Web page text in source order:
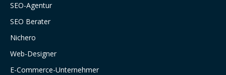
SEO-Agentur
SEO Berater
Nichero
Web-Designer
E-Commerce-Unternehmer